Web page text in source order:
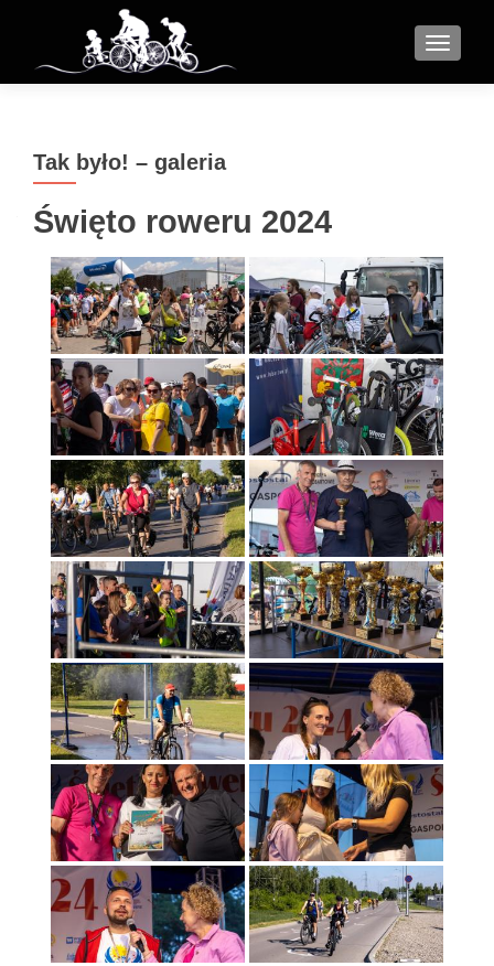
MENU
Tak było! – galeria
Święto roweru 2024